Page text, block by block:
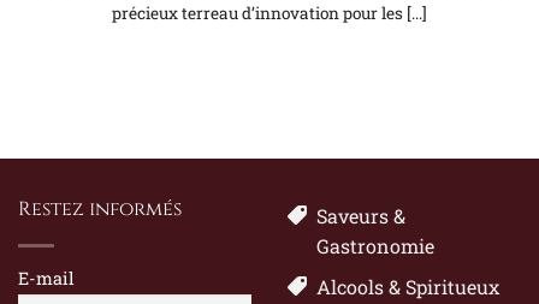
précieux terreau d’innovation pour les [...]
Restez informés
E-mail
Saveurs &
Gastronomie
Alcools & Spiritueux